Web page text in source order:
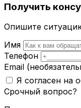
Получить
Опишите
Имя
Телефон
Email
Я согласен на
Срочный вопрос?